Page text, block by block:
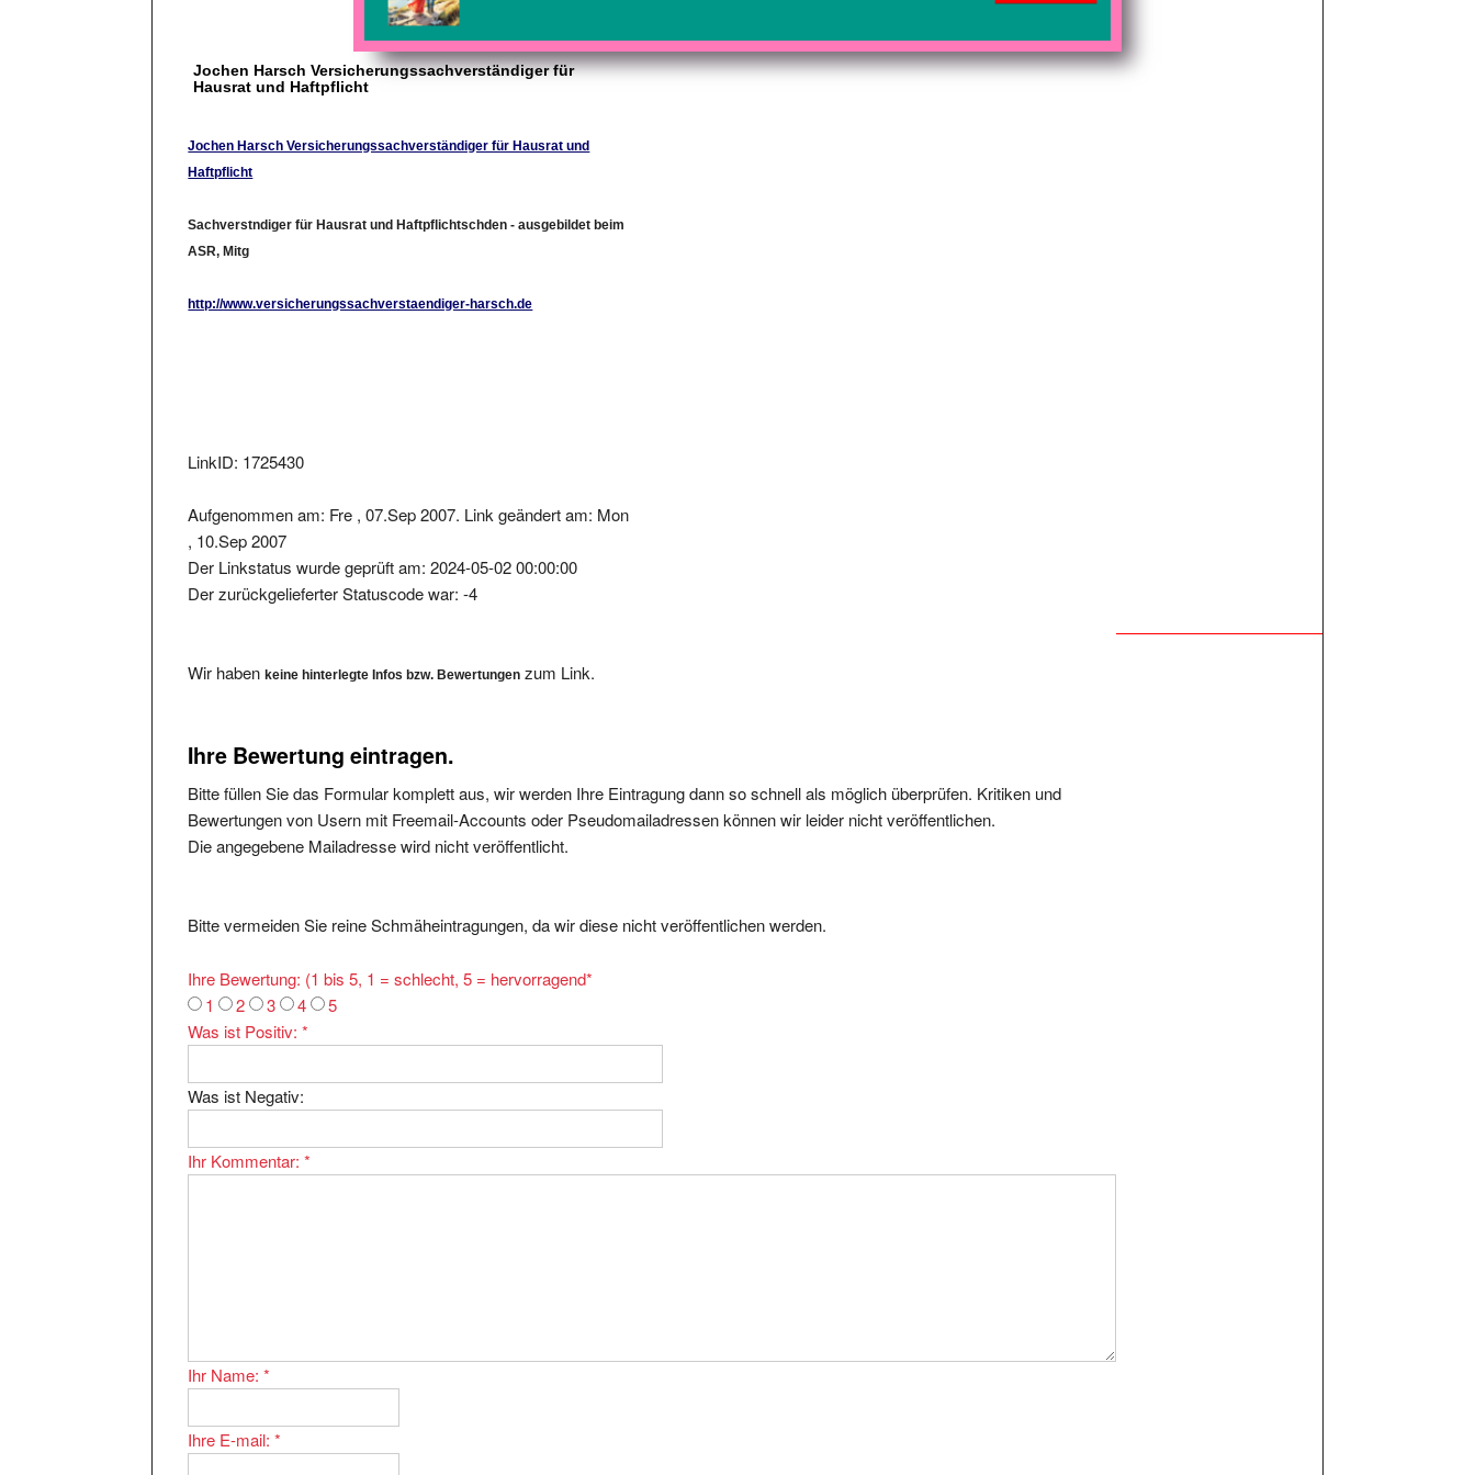
Jochen Harsch Versicherungssachverständiger für
Hausrat und Haftpflicht
Jochen Harsch Versicherungssachverständiger für Hausrat und
Haftpflicht
Sachverstndiger für Hausrat und Haftpflichtschden - ausgebildet beim
ASR, Mitg
http://www.versicherungssachverstaendiger-harsch.de
LinkID: 1725430
Aufgenommen am: Fre , 07.Sep 2007. Link geändert am: Mon
, 10.Sep 2007
Der Linkstatus wurde geprüft am: 2024-05-02 00:00:00
Der zurückgelieferter Statuscode war: -4
Wir habenkeine hinterlegte Infos bzw. Bewertungen zum Link.
Ihre Bewertung eintragen.
Bitte füllen Sie das Formular komplett aus, wir werden Ihre Eintragung dann so schnell als möglich überprüfen. Kritiken und
Bewertungen von Usern mit Freemail-Accounts oder Pseudomailadressen können wir leider nicht veröffentlichen.
Die angegebene Mailadresse wird nicht veröffentlicht.
Bitte vermeiden Sie reine Schmäheintragungen, da wir diese nicht veröffentlichen werden.
Ihre Bewertung: (1 bis 5, 1 = schlecht, 5 = hervorragend*
1
2 3 4
5
Was ist Positiv:*
Was ist Negativ:
Ihr Kommentar:*
Ihr Name:*
Ihre E-mail:*